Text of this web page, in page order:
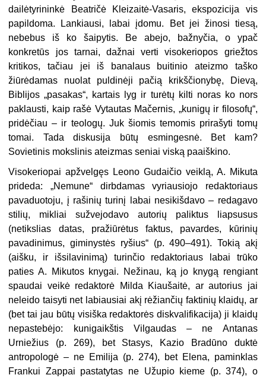
dailėtyrininkė Beatričė Kleizaitė-Vasaris, ekspozicija vis
papildoma. Lankiausi, labai įdomu. Bet jei žinosi tiesą,
nebebus iš ko šaipytis. Be abejo, bažnyčia, o ypač
konkretūs jos tarnai, dažnai verti visokeriopos griežtos
kritikos, tačiau jei iš banalaus buitinio ateizmo taško
žiūrėdamas nuolat puldinėji pačią krikščionybę, Dievą,
Biblijos „pasakas“, kartais lyg ir turėtų kilti noras ko nors
paklausti, kaip rašė Vytautas Mačernis, „kunigų ir filosofų“,
pridėčiau– ir teologų. Juk šiomis temomis prirašyti tomų
tomai. Tada diskusija būtų esmingesnė. Bet kam?
Sovietinis mokslinis ateizmas seniai viską paaiškino.
Visokeriopai apžvelgęs Leono Gudaičio veiklą, A. Mikuta
prideda: „Nemune“ dirbdamas vyriausiojo redaktoriaus
pavaduotoju, į rašinių turinį labai nesikišdavo– redagavo
stilių, mikliai sužvejodavo autorių paliktus liapsusus
(netikslias datas, pražiūrėtus faktus, pavardes, kūrinių
pavadinimus, giminystės ryšius“ (p. 490–491). Tokią akį
(aišku, ir išsilavinimą) turinčio redaktoriaus labai trūko
paties A. Mikutos knygai. Nežinau, ką jo knygą rengiant
spaudai veikė redaktorė Milda Kiaušaitė, ar autorius jai
neleido taisyti net labiausiai akį rėžiančių faktinių klaidų, ar
(bet tai jau būtų visiška redaktorės diskvalifikacija) ji klaidų
nepastebėjo: kunigaikštis Vilgaudas– ne Antanas
Urniežius (p. 269), bet Stasys, Kazio Bradūno duktė
antropologė – ne Emilija (p. 274), bet Elena, paminklas
Frankui Zappai pastatytas ne Užupio kieme (p. 374), o